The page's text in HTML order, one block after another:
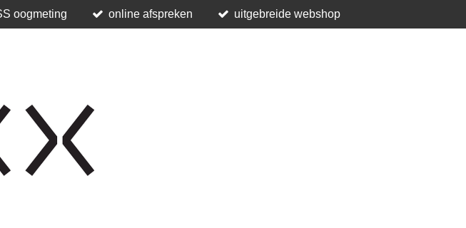
oogmeting online afspreken uitgebreide webshop